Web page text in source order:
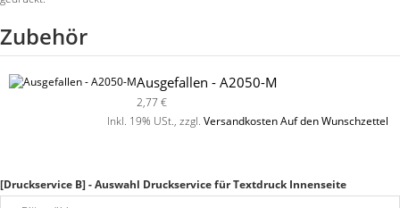
Zubehör
Ausgefallen - A2050-M
2,77 €
Inkl. 19% USt., zzgl. VersandkostenAuf den Wunschzettel
[Druckservice B] - Auswahl Druckservice für Textdruck Innenseite